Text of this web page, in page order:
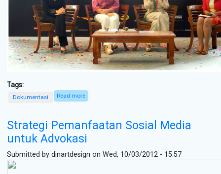
Tags:
Dokumentasi Read more
Strategi Pemanfaatan Sosial Media
untuk Advokasi
Submitted bydinartdesign on Wed, 10/03/2012 - 15:57